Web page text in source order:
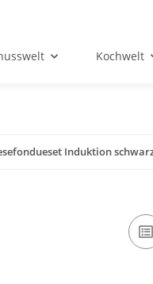
Kochwelt
Induktion